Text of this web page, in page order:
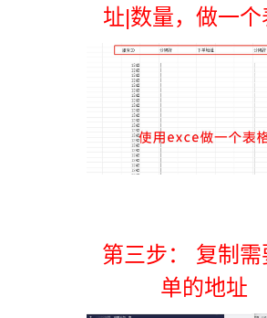
址|数量，做一个
第三步： 复制需
单的地址